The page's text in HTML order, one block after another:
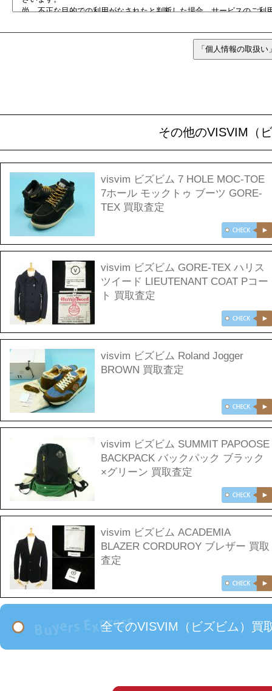
その他のVISVIM（
visvim ビズビム 7 HOLE MOC-TOE
7ホール モックトゥ ブーツ GORE-
TEX 買取査定
visvim ビズビム GORE-TEX ハリス
ツイード LIEUTENANT COAT Pコー
ト 買取査定
visvim ビズビム Roland Jogger
BROWN 買取査定
visvim ビズビム SUMMIT PAPOOSE
BACKPACK バックパック ブラック
×グリーン 買取査定
visvim ビズビム ACADEMIA
BLAZER CORDUROY ブレザー 買取
査定
全てのVISVIM（ビズビム）買